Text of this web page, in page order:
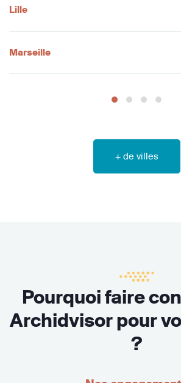
Lille
Marseille
+ de villes
Pourquoi faire
Archidvisor pour
?